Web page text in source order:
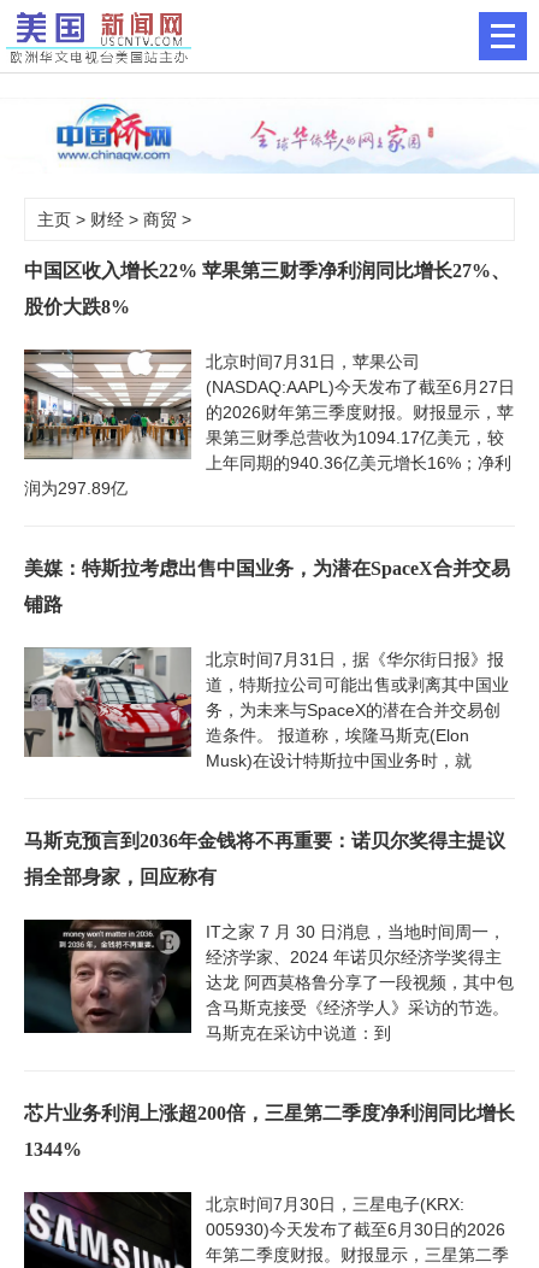
主页 > 财经 > 商贸 >
中国区收入增长22% 苹果第三财季净利润同比增长27%、
股价大跌8%
北京时间7月31日，苹果公司
(NASDAQ:AAPL)今天发布了截至6月27日
的2026财年第三季度财报。财报显示，苹
果第三财季总营收为1094.17亿美元，较
上年同期的940.36亿美元增长16%；净利
润为297.89亿
美媒：特斯拉考虑出售中国业务，为潜在SpaceX合并交易
铺路
北京时间7月31日，据《华尔街日报》报
道，特斯拉公司可能出售或剥离其中国业
务，为未来与SpaceX的潜在合并交易创
造条件。 报道称，埃隆马斯克(Elon
Musk)在设计特斯拉中国业务时，就
马斯克预言到2036年金钱将不再重要：诺贝尔奖得主提议
捐全部身家，回应称有
IT之家 7 月 30 日消息，当地时间周一，
经济学家、2024 年诺贝尔经济学奖得主
达龙 阿西莫格鲁分享了一段视频，其中包
含马斯克接受《经济学人》采访的节选。
马斯克在采访中说道：到
芯片业务利润上涨超200倍，三星第二季度净利润同比增长
1344%
北京时间7月30日，三星电子(KRX:
005930)今天发布了截至6月30日的2026
年第二季度财报。财报显示，三星第二季